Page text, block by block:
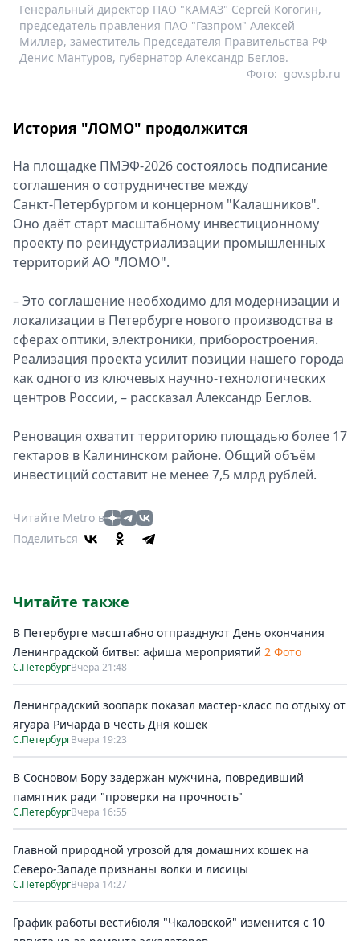
Генеральный директор ПАО "КАМАЗ" Сергей Когогин,
председатель правления ПАО "Газпром" Алексей
Миллер, заместитель Председателя Правительства РФ
Денис Мантуров, губернатор Александр Беглов.
gov.spb.ru
Фото:
История "ЛОМО" продолжится
На площадке ПМЭФ-2026 состоялось подписание
соглашения о сотрудничестве между
Санкт‑Петербургом и концерном "Калашников".
Оно даёт старт масштабному инвестиционному
проекту по реиндустриализации промышленных
территорий АО "ЛОМО".
– Это соглашение необходимо для модернизации и
локализации в Петербурге нового производства в
сферах оптики, электроники, приборостроения.
Реализация проекта усилит позиции нашего города
как одного из ключевых научно-технологических
центров России, – рассказал Александр Беглов.
Реновация охватит территорию площадью более 17
гектаров в Калининском районе. Общий объём
инвестиций составит не менее 7,5 млрд рублей.
Читайте Metro в
Поделиться
Читайте также
В Петербурге масштабно отпразднуют День окончания
Ленинградской битвы: афиша мероприятий 2 Фото
С.ПетербургВчера 21:48
Ленинградский зоопарк показал мастер-класс по отдыху от
ягуара Ричарда в честь Дня кошек
С.ПетербургВчера 19:23
В Сосновом Бору задержан мужчина, повредивший
памятник ради "проверки на прочность"
С.ПетербургВчера 16:55
Главной природной угрозой для домашних кошек на
Северо-Западе признаны волки и лисицы
С.ПетербургВчера 14:27
График работы вестибюля "Чкаловской" изменится с 10